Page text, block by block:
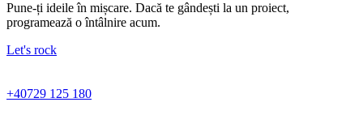
Pune-ți ideile în mișcare. Dacă te gândești la un proiect,
programează o întâlnire acum.
Let's rock
+40729 125 180